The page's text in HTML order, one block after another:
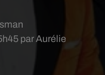
par Aurélie